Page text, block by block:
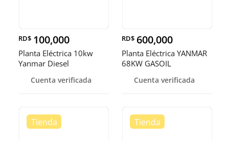
RD$ 100,000
Planta Eléctrica 10kw
Yanmar Diesel
Cuenta verificada
RD$ 600,000
Planta Eléctrica YANMAR
68KW GASOIL
Cuenta verificada